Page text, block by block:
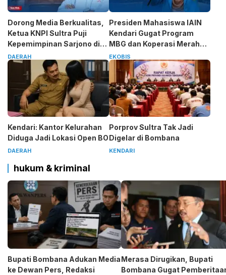
Dorong Media Berkualitas,
Ketua KNPI Sultra Puji
Kepemimpinan Sarjono di
SMSI
DAERAH
Presiden Mahasiswa IAIN
Kendari Gugat Program
MBG dan Koperasi Merah
Putih
EKOBIS
Kendari: Kantor Kelurahan
Diduga Jadi Lokasi Open BO
DAERAH
Porprov Sultra Tak Jadi
Digelar di Bombana
KENDARI
hukum & kriminal
Bupati Bombana Adukan Media
ke Dewan Pers, Redaksi
Merasa Dirugikan, Bupati
Bombana Gugat